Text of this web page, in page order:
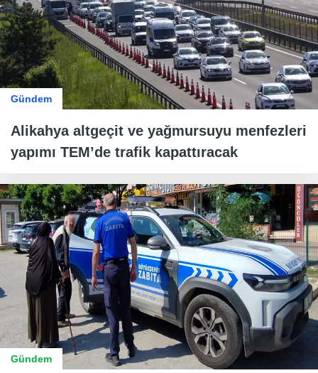
Gündem
Alikahya altgeçit ve yağmursuyu menfezleri
yapımı TEM’de trafik kapattıracak
Gündem